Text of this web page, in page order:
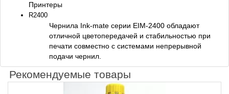
Принтеры
R2400
Чернила Ink-mate серии EIM-2400 обладают
отличной цветопередачей и стабильностью при
печати совместно с системами непрерывной
подачи чернил.
Рекомендуемые товары